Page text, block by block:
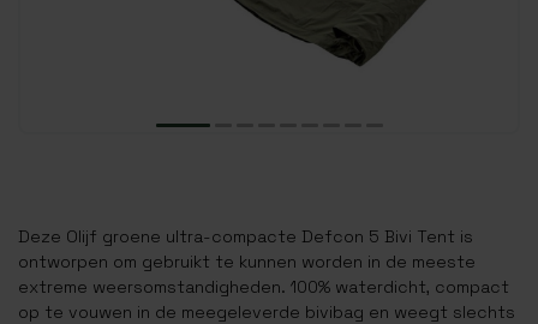
Deze Olijf groene ultra-compacte Defcon 5 Bivi Tent is
ontworpen om gebruikt te kunnen worden in de meeste
extreme weersomstandigheden. 100% waterdicht, compact
op te vouwen in de meegeleverde bivibag en weegt slechts